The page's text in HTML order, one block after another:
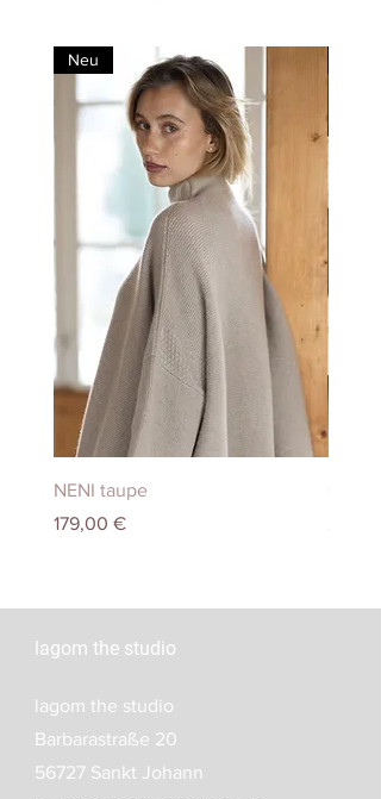
Neu
NENI taupe
Preis
179,00 €
lagom the studio
lagom the studio
Barbarastraße 20
56727 Sankt Johann